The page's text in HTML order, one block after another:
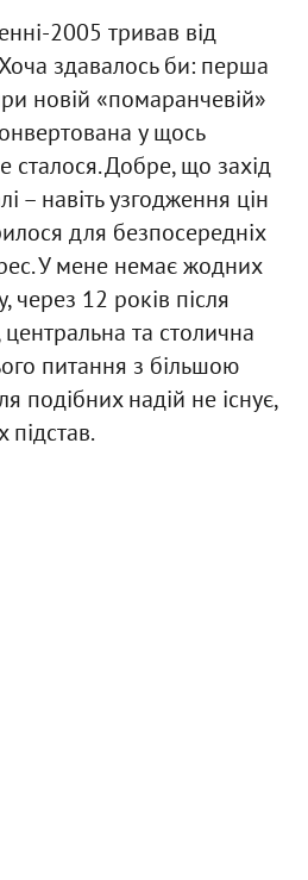
2005 тривав від
здавалось би: перша
новій «помаранчевій»
у щось
сталося. Добре, що захід
– навіть узгодження цін
для безпосередніх
У мене немає жодних
через 12 років після
та столична
питання з більшою
подібних надій не існує,
підстав.